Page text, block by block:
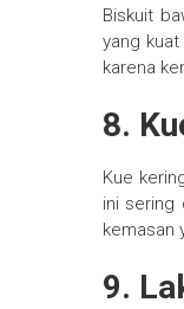
Biskuit
yang
karena
8.
Kue
ini sering
kemasan
9.